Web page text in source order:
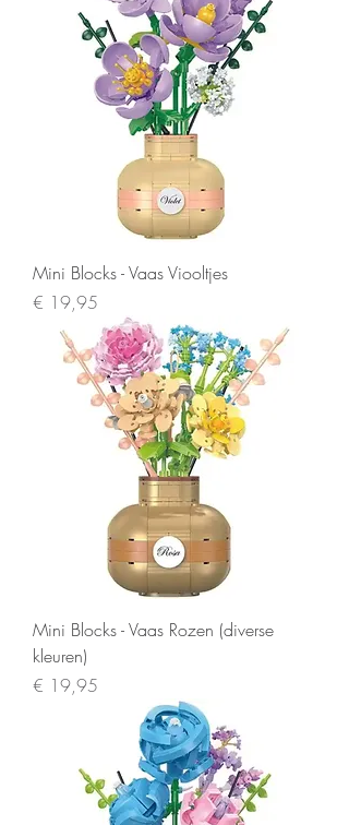
Mini Blocks - Vaas Viooltjes
Prijs
€ 19,95
Mini Blocks - Vaas Rozen (diverse
kleuren)
Prijs
€ 19,95